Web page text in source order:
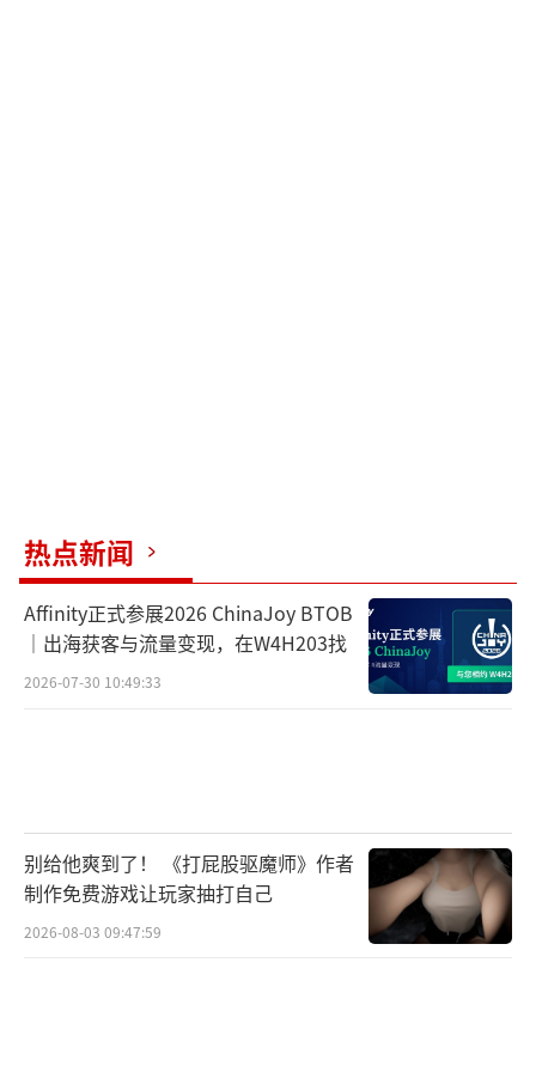
热点新闻
Affinity正式参展2026 ChinaJoy BTOB
｜出海获客与流量变现，在W4H203找
2026-07-30 10:49:33
别给他爽到了！ 《打屁股驱魔师》作者
制作免费游戏让玩家抽打自己
2026-08-03 09:47:59